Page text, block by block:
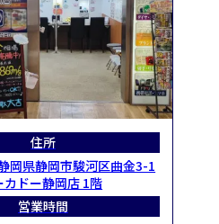
住所
岡県静岡市駿河区曲金3-1
ドー静岡店 1階
営業時間